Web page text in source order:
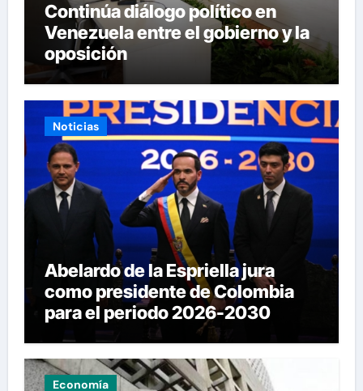
Continúa diálogo político en
Venezuela entre el gobierno y la
oposición
Noticias
Abelardo de la Espriella jura
como presidente de Colombia
para el periodo 2026-2030
Economía